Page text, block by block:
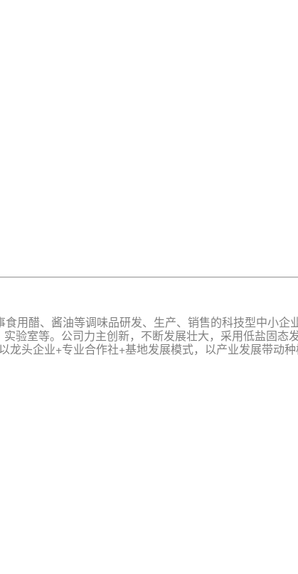
用醋、酱油等调味品研发、生产、销售的科技型中小
验室等。公司力主创新，不断发展壮大，采用低盐固
头企业+专业合作社+基地发展模式，以产业发展带动